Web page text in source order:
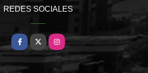
REDES SOCIALES
Facebook
X Instagram